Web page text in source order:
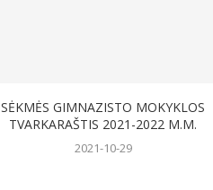
SĖKMĖS GIMNAZISTO MOKYKLOS
TVARKARAŠTIS 2021-2022 M.M.
2021-10-29